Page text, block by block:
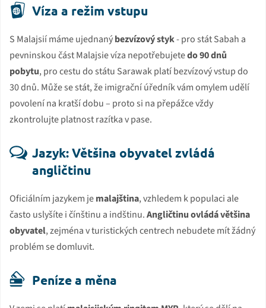
Víza a režim vstupu
S Malajsií máme ujednanýbezvízový styk- pro stát Sabah a
pevninskou část Malajsie víza nepotřebujetedo 90 dnů
pobytu, pro cestu do státu Sarawak platí bezvízový vstup do
30 dnů. Může se stát, že imigrační úředník vám omylem udělí
povolení na kratší dobu – proto si na přepážce vždy
zkontrolujte platnost razítka v pase.
Jazyk: Většina obyvatel zvládá
angličtinu
Oficiálním jazykem jemalajština, vzhledem k populaci ale
často uslyšíte i čínštinu a indštinu.Angličtinu ovládá většina
obyvatel, zejména v turistických centrech nebudete mít žádný
problém se domluvit.
Peníze a měna